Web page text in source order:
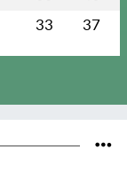
33 37